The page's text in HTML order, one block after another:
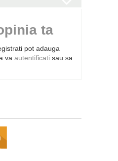
ta
pot adauga
va autentificati sau sa